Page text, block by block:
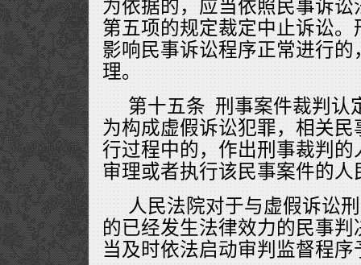
为依据的，应当依照民事诉
第五项的规定裁定中止诉讼
影响民事诉讼程序正常进行
理。
第十五条 刑事案件裁判认
为构成虚假诉讼犯罪，相关
行过程中的，作出刑事裁判
审理或者执行该民事案件的人
人民法院对于与虚假诉讼
的已经发生法律效力的民事
当及时依法启动审判监督程序